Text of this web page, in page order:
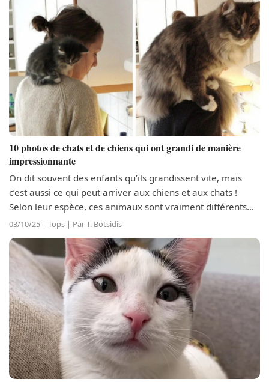
10 photos de chats et de chiens qui ont grandi de manière
impressionnante
On dit souvent des enfants qu’ils grandissent vite, mais
c’est aussi ce qui peut arriver aux chiens et aux chats !
Selon leur espèce, ces animaux sont vraiment différents
une fois adulte. Les chatons et les chiots sont adorables
quand ils...
03/10/25 | Tops | Par T. Botsidis